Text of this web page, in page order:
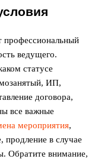
профессиональный
ведущего.
статусе
ИП,
договора,
все важные
мероприятия,
продление в случае
Обратите внимание,